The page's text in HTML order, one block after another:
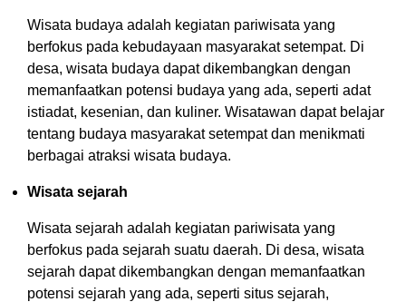
Wisata budaya adalah kegiatan pariwisata yang
berfokus pada kebudayaan masyarakat setempat. Di
desa, wisata budaya dapat dikembangkan dengan
memanfaatkan potensi budaya yang ada, seperti adat
istiadat, kesenian, dan kuliner. Wisatawan dapat belajar
tentang budaya masyarakat setempat dan menikmati
berbagai atraksi wisata budaya.
Wisata sejarah
Wisata sejarah adalah kegiatan pariwisata yang
berfokus pada sejarah suatu daerah. Di desa, wisata
sejarah dapat dikembangkan dengan memanfaatkan
potensi sejarah yang ada, seperti situs sejarah,